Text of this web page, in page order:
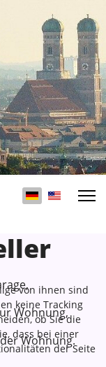
Sprache
Wohnung,
Wohnung.
von ihnen sind
keine Tracking
ob Sie die
dass bei einer
der Seite